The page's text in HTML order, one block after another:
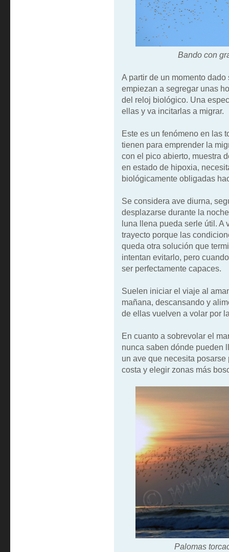
Bando con
A partir de un momento
empiezan a segregar unas
del reloj biológico. Una
ellas y va incitarlas a migrar.
Este es un fenómeno en las
tienen para emprender la
con el pico abierto, muestra
en estado de hipoxia,
biológicamente obligadas
Se considera ave diurna,
desplazarse durante la
luna llena pueda serle útil. A
trayecto porque las
queda otra solución que
intentan evitarlo, pero
ser perfectamente capaces.
Suelen iniciar el viaje al
mañana, descansando y
de ellas vuelven a volar por
En cuanto a sobrevolar el
nunca saben dónde pueden
un ave que necesita
costa y elegir zonas más
Palomas